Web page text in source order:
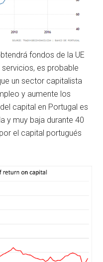
fondos de la UE
es probable
un sector capitalista
y aumente los
capital en Portugal es
y muy baja durante 40
el capital portugués